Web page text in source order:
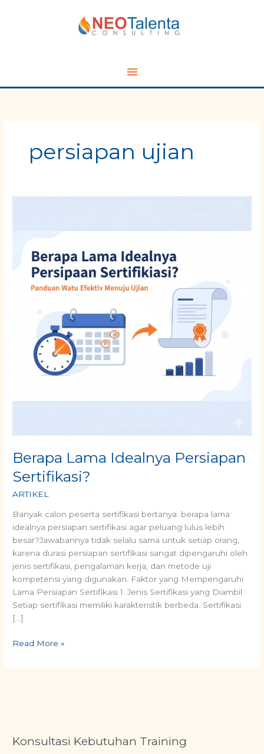
Menu
persiapan ujian
Berapa Lama Idealnya Persiapan
Sertifikasi?
ARTIKEL
Banyak calon peserta sertifikasi bertanya: berapa lama
idealnya persiapan sertifikasi agar peluang lulus lebih
besar?Jawabannya tidak selalu sama untuk setiap orang,
karena durasi persiapan sertifikasi sangat dipengaruhi oleh
jenis sertifikasi, pengalaman kerja, dan metode uji
kompetensi yang digunakan. Faktor yang Mempengaruhi
Lama Persiapan Sertifikasi 1. Jenis Sertifikasi yang Diambil
Setiap sertifikasi memiliki karakteristik berbeda. Sertifikasi
[…]
Sertifikasi?
Read More »
Konsultasi Kebutuhan Training